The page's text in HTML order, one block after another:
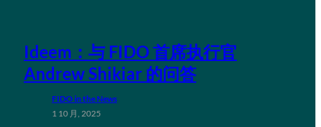
Ideem：与 FIDO 首席执行官
Andrew Shikiar 的问答
FIDO in the News
1 10 月, 2025